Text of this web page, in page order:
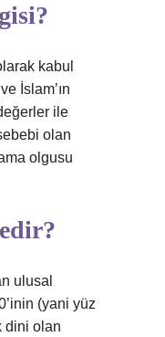
kabul
İslam’ın
ile
olan
olgusu
ulusal
(yani yüz
dini olan